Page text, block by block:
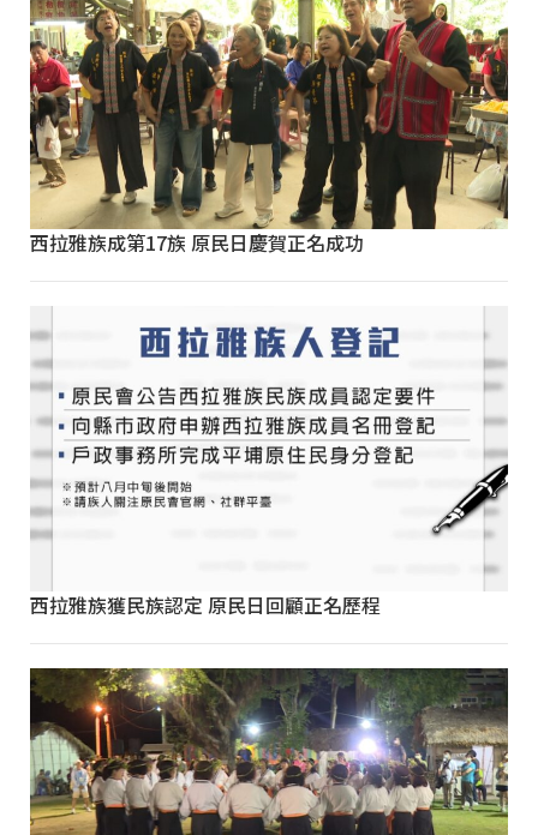
西拉雅族成第17族 原民日慶賀正名成功
西拉雅族獲民族認定 原民日回顧正名歷程